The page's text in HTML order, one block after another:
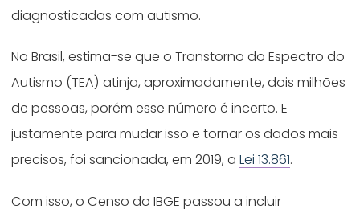
diagnosticadas com autismo.
No Brasil, estima-se que o Transtorno do Espectro do
Autismo (TEA) atinja, aproximadamente, dois milhões
de pessoas, porém esse número é incerto. E
justamente para mudar isso e tornar os dados mais
precisos, foi sancionada, em 2019, aLei 13.861.
Com isso, o Censo do IBGE passou a incluir